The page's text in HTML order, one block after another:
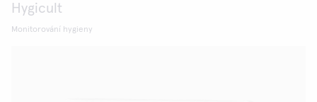
Hygicult
Monitorování hygieny